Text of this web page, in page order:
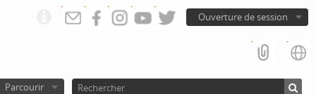
Ouverture de session
Parcourir